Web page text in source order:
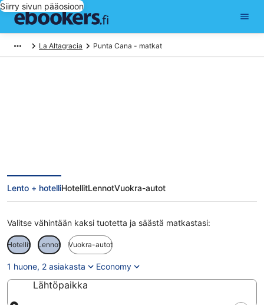
Siirry sivun pääosioon
La Altagracia Punta Cana - matkat
Lento + hotelliHotellitLennotVuokra-autot
Valitse vähintään kaksi tuotetta ja säästä matkastasi:
Hotellit Lennot Vuokra-autot
1 huone, 2 asiakasta Economy
Lähtöpaikka